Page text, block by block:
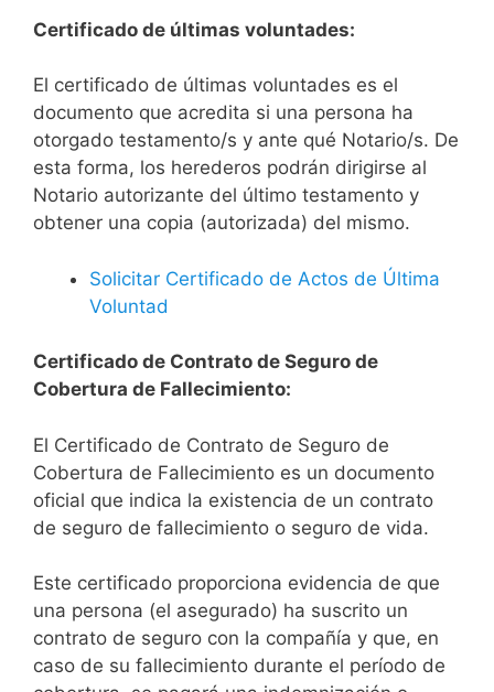
Certificado de últimas voluntades:
El certificado de últimas voluntades es el
documento que acredita si una persona ha
otorgado testamento/s y ante qué Notario/s. De
esta forma, los herederos podrán dirigirse al
Notario autorizante del último testamento y
obtener una copia (autorizada) del mismo.
Solicitar Certificado de Actos de Última
Voluntad
Certificado de Contrato de Seguro de
Cobertura de Fallecimiento:
El Certificado de Contrato de Seguro de
Cobertura de Fallecimiento es un documento
oficial que indica la existencia de un contrato
de seguro de fallecimiento o seguro de vida.
Este certificado proporciona evidencia de que
una persona (el asegurado) ha suscrito un
contrato de seguro con la compañía y que, en
caso de su fallecimiento durante el período de